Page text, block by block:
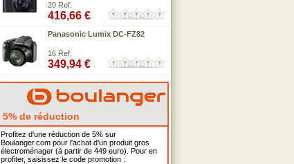
20 Ref.
416,66 €
Panasonic Lumix DC-FZ82
16 Ref.
349,94 €
5% de réduction
Profitez d'une réduction de 5% sur
Boulanger.com pour l'achat d'un produit gros
électroménager (à partir de 449 euro). Pour en
profiter, saisissez le code promotion :